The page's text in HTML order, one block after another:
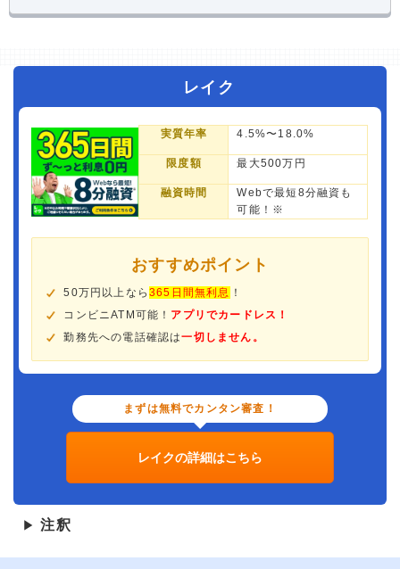
レイク
実質年率 4.5%〜18.0%
限度額 最大500万円
融資時間
Webで最短8分融資も
可能！※
おすすめポイント
50万円以上なら365日間無利息 ！
コンビニATM可能！ アプリでカードレス！
勤務先への電話確認は一切しません。
まずは無料でカンタン審査！
レイクの詳細はこちら
▶ 注釈